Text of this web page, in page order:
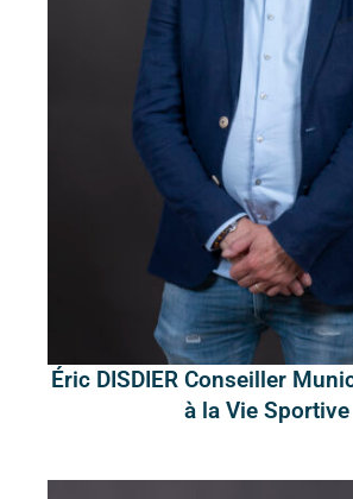
Éric DISDIER Conseiller
à la Vie Sportive